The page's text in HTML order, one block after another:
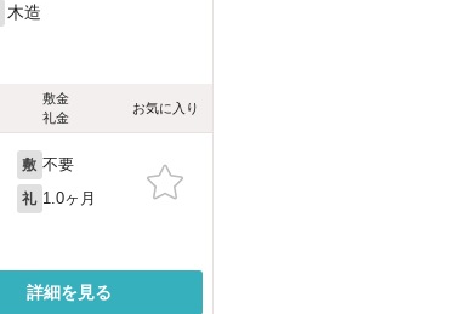
木造
敷金
礼金
お気に入り
敷 不要
礼 1.0ヶ月
詳細を見る